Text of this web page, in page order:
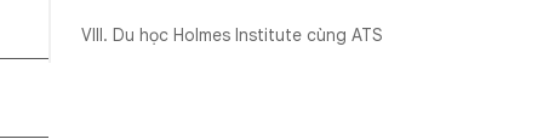
VIII. Du học Holmes Institute cùng ATS